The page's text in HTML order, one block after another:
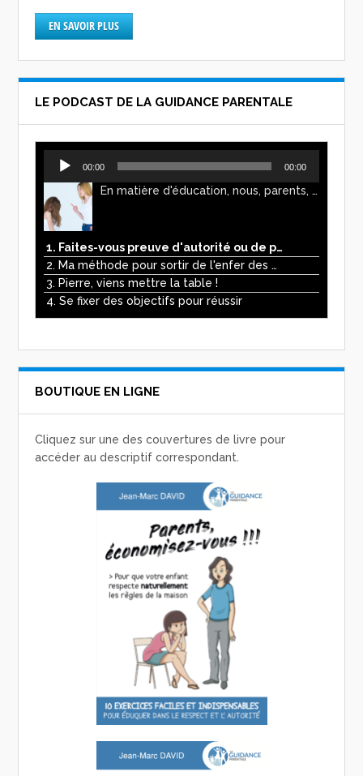
EN SAVOIR PLUS
LE PODCAST DE LA GUIDANCE PARENTALE
Lecteur
audio
00:00 00:00
En matière d'éducation, nous, parents, avons l'impression de faire preuve d'autorité. Mais n'est-ce pas, parfois, plutôt un jeu de pouvoir ? Ce podcast vous permettra d'y voir plus clair !
1. Faites-vous preuve d'autorité ou de pouvoir avec vos enfants ?
2. Ma méthode pour sortir de l'enfer des écrans
3. Pierre, viens mettre la table !
4. Se fixer des objectifs pour réussir
BOUTIQUE EN LIGNE
Cliquez sur une des couvertures de livre pour
accéder au descriptif correspondant.